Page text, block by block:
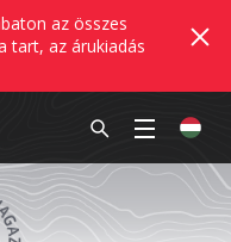
az összes
tart, az árukiadás